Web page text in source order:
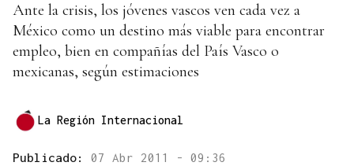
Ante la crisis, los jóvenes vascos ven cada vez a
México como un destino más viable para encontrar
empleo, bien en compañías del País Vasco o
mexicanas, según estimaciones
La Región Internacional
Publicado: 07 Abr 2011 - 09:36